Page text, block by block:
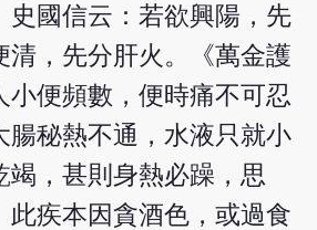
史國信云：若欲興陽，先
清，先分肝火。《萬金護
小便頻數，便時痛不可忍
腸秘熱不通，水液只就小
竭，甚則身熱必躁，思
此疾本因貪酒色，或過食